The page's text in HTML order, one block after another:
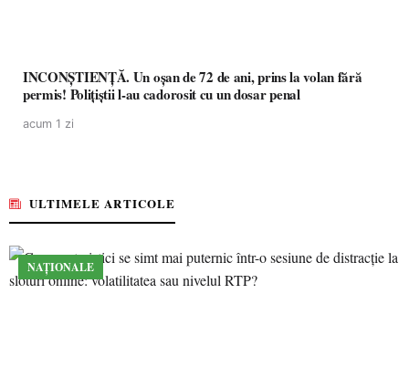
INCONȘTIENȚĂ. Un oșan de 72 de ani, prins la volan fără
permis! Polițiștii l-au cadorosit cu un dosar penal
acum 1 zi
ULTIMELE ARTICOLE
NAȚIONALE